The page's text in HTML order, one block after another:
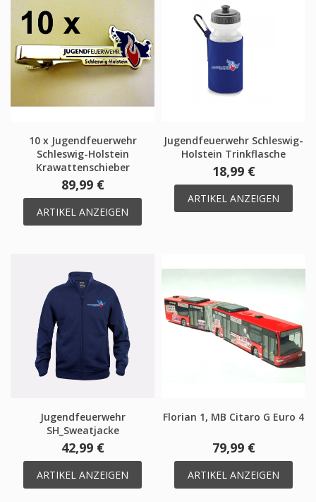
10 x Jugendfeuerwehr
Schleswig-Holstein
Krawattenschieber
89,99 €
ARTIKEL ANZEIGEN
Jugendfeuerwehr Schleswig-
Holstein Trinkflasche
18,99 €
ARTIKEL ANZEIGEN
Jugendfeuerwehr
SH_Sweatjacke
42,99 €
ARTIKEL ANZEIGEN
Florian 1, MB Citaro G Euro 4
79,99 €
ARTIKEL ANZEIGEN